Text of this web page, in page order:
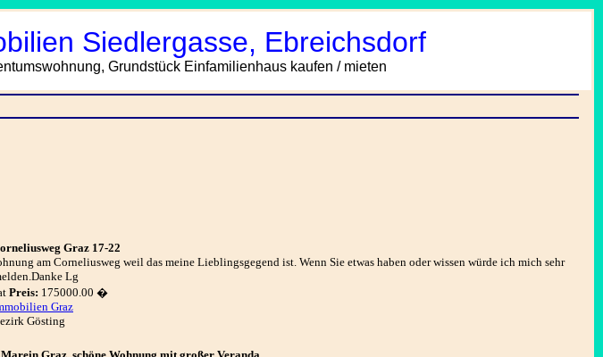
Siedlergasse, Ebreichsdorf
Grundstück Einfamilienhaus kaufen / mieten
Graz 17-22
am Corneliusweg weil das meine Lieblingsgegend ist. Wenn Sie etwas haben oder wissen würde ich mich sehr
Lg
Preis: 175000.00 �
Graz
Gösting